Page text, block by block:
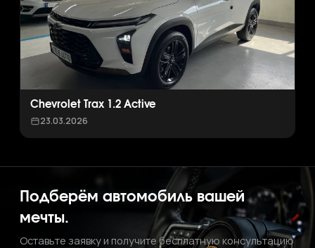
Chevrolet Trax 1.2 Active
23.03.2026
Подберём автомобиль вашей
мечты.
Оставьте заявку и получите бесплатную консультацию